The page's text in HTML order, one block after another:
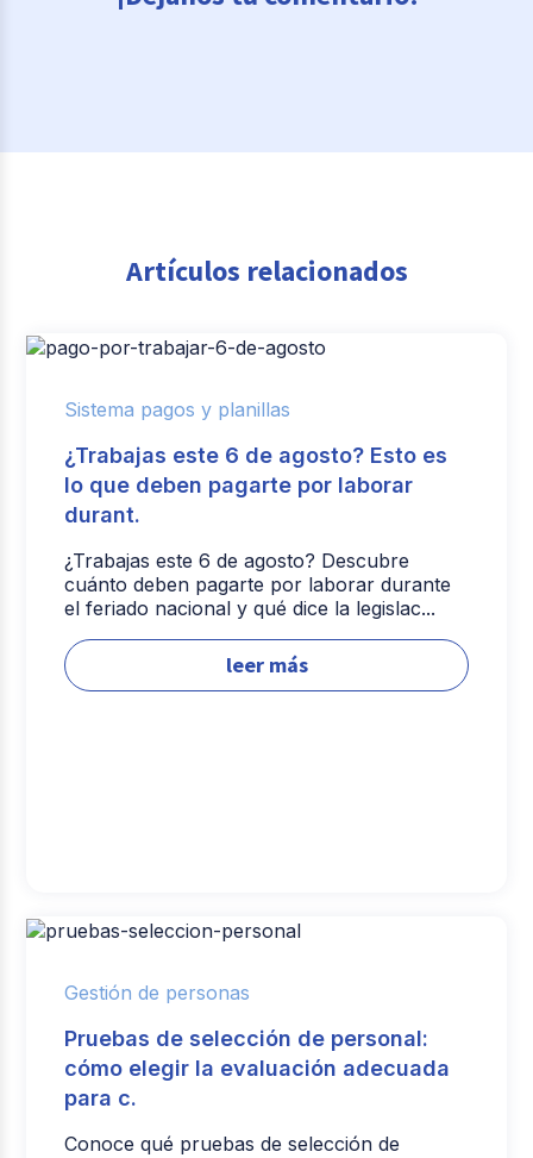
Artículos relacionados
Sistema pagos y planillas
¿Trabajas este 6 de agosto? Esto es
lo que deben pagarte por laborar
durant.
¿Trabajas este 6 de agosto? Descubre
cuánto deben pagarte por laborar durante
el feriado nacional y qué dice la legislac...
leer más
Gestión de personas
Pruebas de selección de personal:
cómo elegir la evaluación adecuada
para c.
Conoce qué pruebas de selección de